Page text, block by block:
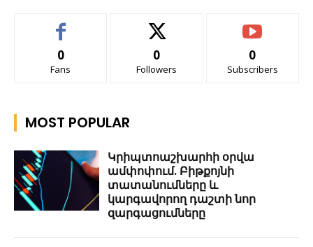
0
Fans
0
Followers
0
Subscribers
MOST POPULAR
Կրիպտոաշխարհի օրվա
ամփոփում. Բիթքոյնի
տատանումները և
կարգավորող դաշտի նոր
զարգացումները